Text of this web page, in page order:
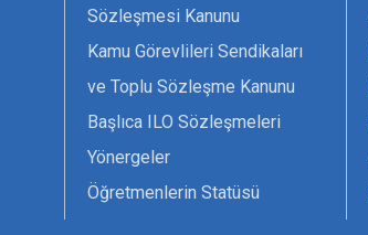
Sözleşmesi Kanunu
Kamu Görevlileri Sendikaları
ve Toplu Sözleşme Kanunu
Başlıca ILO Sözleşmeleri
Yönergeler
Öğretmenlerin Statüsü